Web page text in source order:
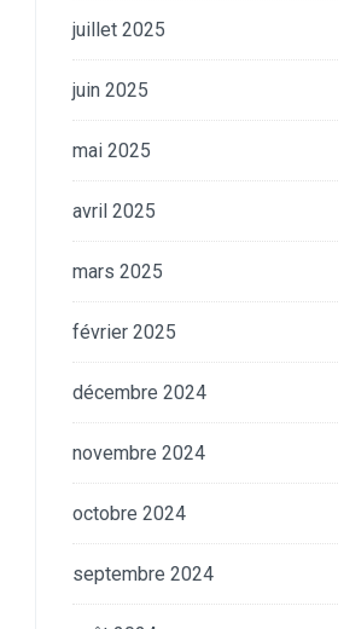
juillet 2025
juin 2025
mai 2025
avril 2025
mars 2025
février 2025
décembre 2024
novembre 2024
octobre 2024
septembre 2024